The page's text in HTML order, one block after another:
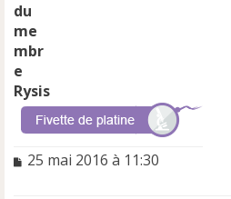
Rysis
M
25 mai 2016 à 11:30